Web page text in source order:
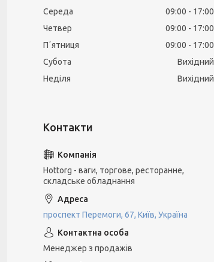
Середа
09:00
17:00
Четвер
09:00
17:00
Пʼятниця
09:00
17:00
Субота
Вихідний
Неділя
Вихідний
Hottorg - ваги, торгове, ресторанне,
складське обладнання
проспект Перемоги, 67, Київ, Україна
Менеджер з продажів